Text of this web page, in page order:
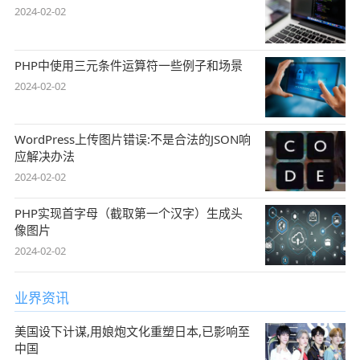
2024-02-02
PHP中使用三元条件运算符一些例子和场景
2024-02-02
WordPress上传图片错误:不是合法的JSON响
应解决办法
2024-02-02
PHP实现首字母（截取第一个汉字）生成头
像图片
2024-02-02
业界资讯
美国设下计谋,用娘炮文化重塑日本,已影响至
中国